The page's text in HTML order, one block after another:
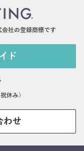
社の登録商標です
ド
休み）
わせ